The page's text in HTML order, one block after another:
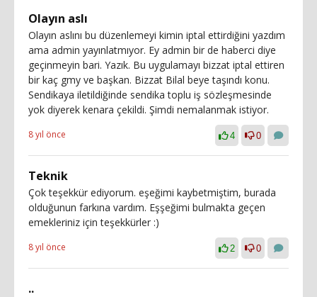
Olayın aslı
Olayın aslını bu düzenlemeyi kimin iptal ettirdiğini yazdım
ama admin yayınlatmıyor. Ey admin bir de haberci diye
geçinmeyin bari. Yazık. Bu uygulamayı bizzat iptal ettiren
bir kaç gmy ve başkan. Bizzat Bilal beye taşındı konu.
Sendikaya iletildiğinde sendika toplu iş sözleşmesinde
yok diyerek kenara çekildi. Şimdi nemalanmak istiyor.
8 yıl önce 4 0
Teknik
Çok teşekkür ediyorum. eşeğimi kaybetmiştim, burada
olduğunun farkına vardım. Eşşeğimi bulmakta geçen
emekleriniz için teşekkürler :)
8 yıl önce 2 0
..